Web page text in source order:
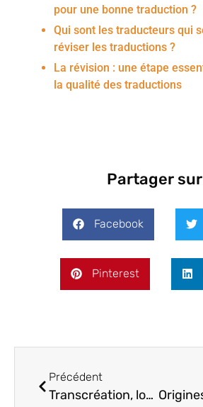
pour une bonne traduction ?
Qui sont les traducteurs qui
réviser les traductions ?
La révision : une étape
la qualité des traductions
Partager
Facebook
Pinterest
Précédent
Transcréation, localisation : en quoi cela consiste ?